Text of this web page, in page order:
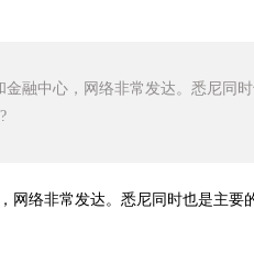
融中心，网络非常发达。悉尼同
网络非常发达。悉尼同时也是主要